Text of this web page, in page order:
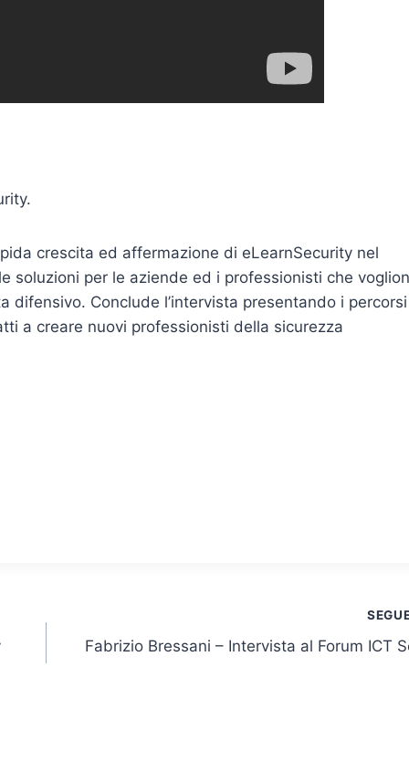
crescita ed affermazione di eLearnSecurity nel
soluzioni per le aziende ed i professionisti che
difensivo. Conclude l’intervista presentando i percorsi
a creare nuovi professionisti della sicurezza
Fabrizio Bressani – Intervista al Forum ICT